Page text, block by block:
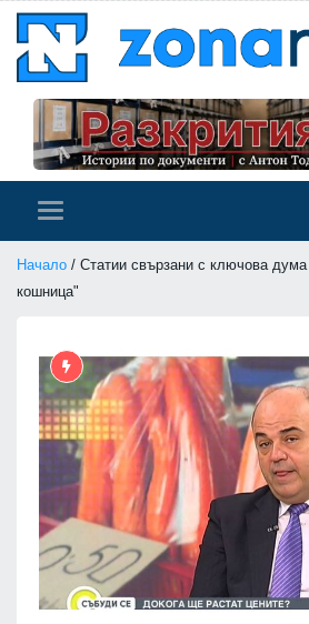
Начало / Статии свързани с ключова
кошница"